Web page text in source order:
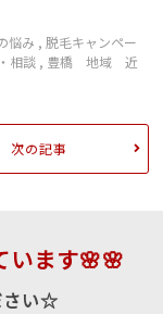
悩み ,脱毛キャンペー
相談 , 豊橋 地域 近
次の記事
います🌸🌸
さい☆